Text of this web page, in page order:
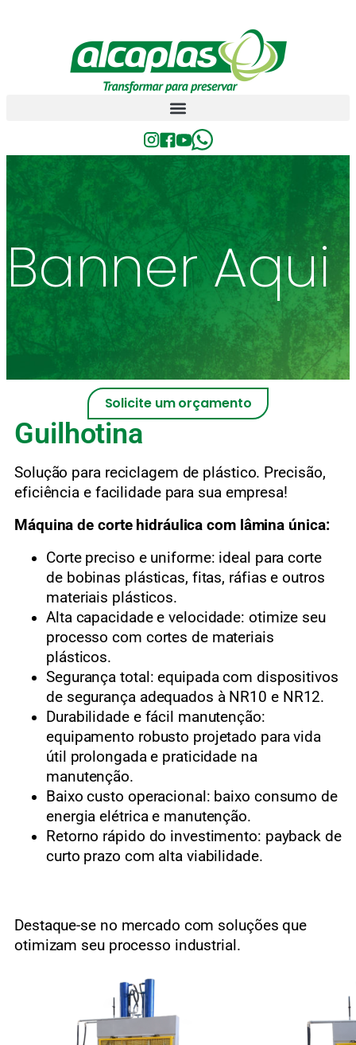
Banner Aqui
Solicite um orçamento
Guilhotina
Solução para reciclagem de plástico. Precisão,
eficiência e facilidade para sua empresa!
Máquina de corte hidráulica com lâmina única:
Corte preciso e uniforme: ideal para corte
de bobinas plásticas, fitas, ráfias e outros
materiais plásticos.
Alta capacidade e velocidade: otimize seu
processo com cortes de materiais
plásticos.
Segurança total: equipada com dispositivos
de segurança adequados à NR10 e NR12.
Durabilidade e fácil manutenção:
equipamento robusto projetado para vida
útil prolongada e praticidade na
manutenção.
Baixo custo operacional: baixo consumo de
energia elétrica e manutenção.
Retorno rápido do investimento: payback de
curto prazo com alta viabilidade.
Destaque-se no mercado com soluções que
otimizam seu processo industrial.